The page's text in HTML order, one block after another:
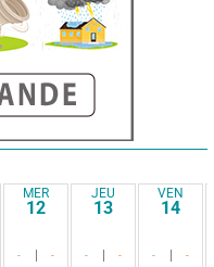
MER
12
- -
JEU
13
- -
VEN
14
- -